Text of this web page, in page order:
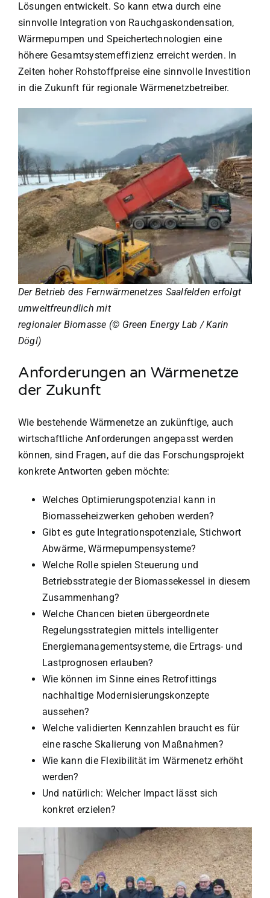
Lösungen entwickelt. So kann etwa durch eine
sinnvolle Integration von Rauchgaskondensation,
Wärmepumpen und Speichertechnologien eine
höhere Gesamtsystemeffizienz erreicht werden. In
Zeiten hoher Rohstoffpreise eine sinnvolle Investition
in die Zukunft für regionale Wärmenetzbetreiber.
Der Betrieb des Fernwärmenetzes Saalfelden erfolgt
umweltfreundlich mit
regionaler Biomasse (© Green Energy Lab / Karin
Dögl)
Anforderungen an Wärmenetze
der Zukunft
Wie bestehende Wärmenetze an zukünftige, auch
wirtschaftliche Anforderungen angepasst werden
können, sind Fragen, auf die das Forschungsprojekt
konkrete Antworten geben möchte:
Welches Optimierungspotenzial kann in
Biomasseheizwerken gehoben werden?
Gibt es gute Integrationspotenziale, Stichwort
Abwärme, Wärmepumpensysteme?
Welche Rolle spielen Steuerung und
Betriebsstrategie der Biomassekessel in diesem
Zusammenhang?
Welche Chancen bieten übergeordnete
Regelungsstrategien mittels intelligenter
Energiemanagementsysteme, die Ertrags- und
Lastprognosen erlauben?
Wie können im Sinne eines Retrofittings
nachhaltige Modernisierungskonzepte
aussehen?
Welche validierten Kennzahlen braucht es für
eine rasche Skalierung von Maßnahmen?
Wie kann die Flexibilität im Wärmenetz erhöht
werden?
Und natürlich: Welcher Impact lässt sich
konkret erzielen?